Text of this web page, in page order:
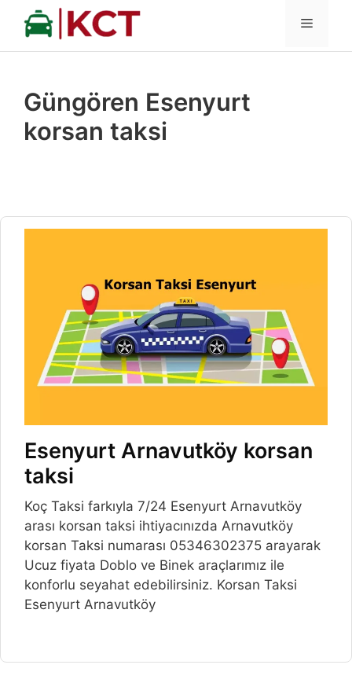
İçeriğe
MENÜ
Güngören Esenyurt
korsan taksi
Esenyurt Arnavutköy korsan
taksi
Koç Taksi farkıyla 7/24 Esenyurt Arnavutköy
arası korsan taksi ihtiyacınızda Arnavutköy
korsan Taksi numarası 05346302375 arayarak
Ucuz fiyata Doblo ve Binek araçlarımız ile
konforlu seyahat edebilirsiniz. Korsan Taksi
Esenyurt Arnavutköy